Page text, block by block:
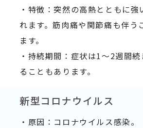
・特徴：突然の高熱とともに強
れます。筋肉痛や関節痛も伴う
ます。
・持続期間：症状は1〜2週間
ることもあります。
新型コロナウイルス
・原因：コロナウイルス感染。